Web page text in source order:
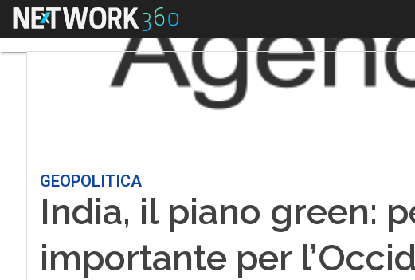
Menu
GEOPOLITICA
India, il piano green:
importante per